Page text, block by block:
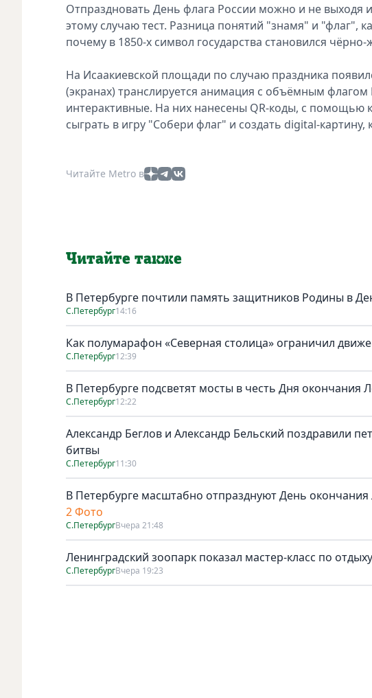
Отпраздновать День флага России можно и не выходя
этому случаю тест. Разница понятий "знамя" и "флаг",
почему в 1850-х символ государства становился
На Исаакиевской площади по случаю праздника
(экранах) транслируется анимация с объёмным флагом
интерактивные. На них нанесены QR-коды, с помощью
сыграть в игру "Собери флаг" и создать digital-картину,
Читайте Metro в
Читайте также
В Петербурге почтили память защитников Родины в
С.Петербург14:16
Как полумарафон «Северная столица» ограничил
С.Петербург12:39
В Петербурге подсветят мосты в честь Дня окончания
С.Петербург12:22
Александр Беглов и Александр Бельский поздравили
битвы
С.Петербург11:30
В Петербурге масштабно отпразднуют День
2 Фото
С.ПетербургВчера 21:48
Ленинградский зоопарк показал мастер-класс по
С.ПетербургВчера 19:23